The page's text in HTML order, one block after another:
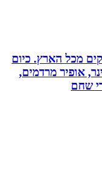
הארץ. כיום
מרדמים,